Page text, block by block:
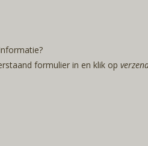
formulier in en klik op